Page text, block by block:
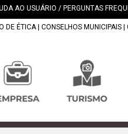
AO USUÁRIO / PERGUNTAS
DE ÉTICA| CONSELHOS MUNICIPAIS